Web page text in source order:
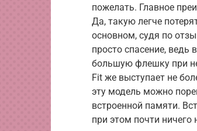
пожелать. Главное
Да, такую легче
основном, судя по
просто спасение, ведь
большую флешку при
Fit же выступает не
эту модель можно
встроенной памяти.
при этом почти ничего